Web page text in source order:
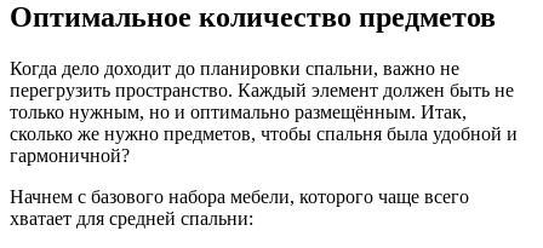
Оптимальное количество предметов
Когда дело доходит до планировки спальни, важно не
перегрузить пространство. Каждый элемент должен быть не
только нужным, но и оптимально размещённым. Итак,
сколько же нужно предметов, чтобы спальня была удобной и
гармоничной?
Начнем с базового набора мебели, которого чаще всего
хватает для средней спальни: